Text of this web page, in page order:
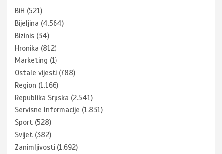
BiH (521)
Bijeljina (4.564)
Bizinis (34)
Hronika (812)
Marketing (1)
Ostale vijesti (788)
Region (1.166)
Republika Srpska (2.541)
Servisne Informacije (1.831)
Sport (528)
Svijet (382)
Zanimljivosti (1.692)